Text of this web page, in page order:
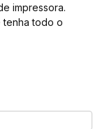
impressora.
tenha todo o